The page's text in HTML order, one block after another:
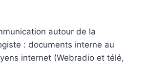
autour de la
: documents interne au
internet (Webradio et télé,